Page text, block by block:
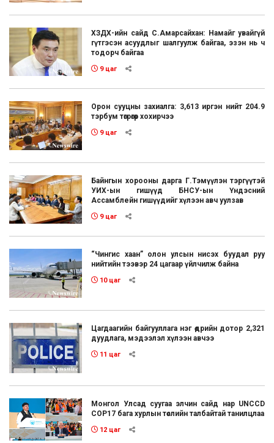
ХЗДХ-ийн сайд С.Амарсайхан: Намайг увайгүй
гүтгэсэн асуудлыг шалгуулж байгаа, эзэн нь ч
тодорч байгаа
9 цаг
Орон сууцны захиалга: 3,613 иргэн нийт 204.9
тэрбум төгрөгөөр хохирчээ
9 цаг
Байнгын хорооны дарга Г.Тэмүүлэн тэргүүтэй
УИХ-ын гишүүд БНСУ-ын Үндэсний
Ассамблейн гишүүдийг хүлээн авч уулзав
9 цаг
“Чингис хаан” олон улсын нисэх буудал руу
нийтийн тээвэр 24 цагаар үйлчилж байна
10 цаг
Цагдаагийн байгууллага нэг өдрийн дотор 2,321
дуудлага, мэдээлэл хүлээн авчээ
11 цаг
Монгол Улсад суугаа элчин сайд нар UNCCD
COP17 бага хурлын төслийн талбайтай танилцлаа
12 цаг